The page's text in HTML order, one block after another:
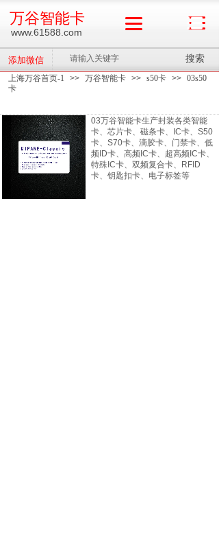
上海万谷首页-1 >> 万谷智能卡 >> s50卡 >> 03s50
卡
03万谷智能卡生产封装各类智能
卡、芯片卡、磁条卡、IC卡、S50
卡、S70卡、滴胶卡、门禁卡、低
频ID卡、高频IC卡、超高频IC卡、
特殊IC卡、双频复合卡、RFID
卡、钥匙扣卡、电子标签等
添加微信 搜索
www.61588.com
万谷智能卡